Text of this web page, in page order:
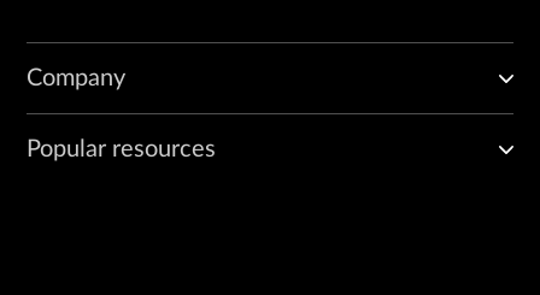
Company
Popular resources